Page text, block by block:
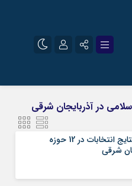
در آذربایجان شرقی
مشخص شدن نتایج انتخابات در 12 حوزه
شرقی